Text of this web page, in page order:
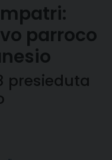
parroco
presieduta